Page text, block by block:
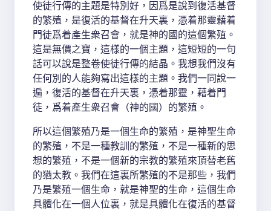
使徒行傳的主題是特別好，因爲是說到復活基督
的繁殖，是復活的基督在升天裏，憑着那靈藉着
門徒爲着產生衆召會，就是神的國的這個繁殖。
這是無價之寶，這樣的一個主題，這短短的一句
話可以說是整卷使徒行傳的結晶。我想我們沒有
任何別的人能夠寫出這樣的主題。我們一同說一
遍，復活的基督在升天裏，憑着那靈，藉着門
徒，爲着產生衆召會（神的國）的繁殖。
所以這個繁殖乃是一個生命的繁殖，是神聖生命
的繁殖，不是一種教訓的繁殖，不是一種新的思
想的繁殖，不是一個新的宗教的繁殖來頂替老舊
的猶太教。我們在這裏所繁殖的不是那些，我們
乃是繁殖一個生命，就是神聖的生命，這個生命
具體化在一個人位裏，就是具體化在復活的基督